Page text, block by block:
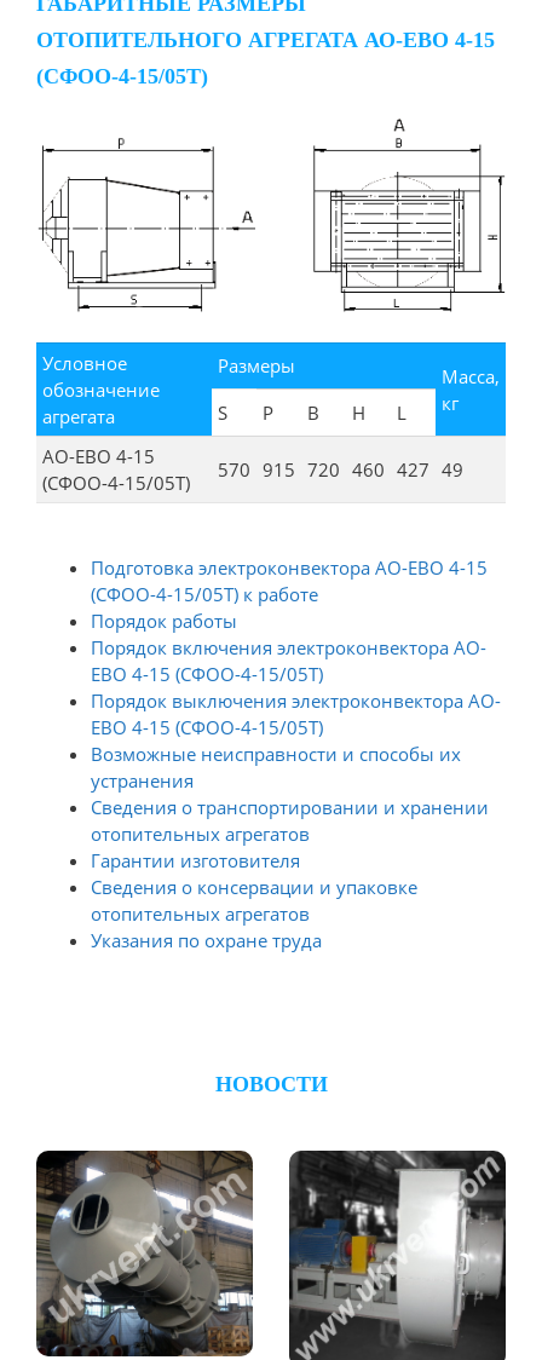
ОТОПИТЕЛЬНОГО АГРЕГАТА АО-ЕВО 4-15
(СФОО-4-15/05Т)
Условное
обозначение
агрегата
Размеры
Масса,
кг
S P B H
L
АО-ЕВО 4-15
(СФОО-4-15/05Т)
570 915 720 460 427 49
Подготовка электроконвектора АО-ЕВО 4-15
(СФОО-4-15/05Т) к работе
Порядок работы
Порядок включения электроконвектора АО-
ЕВО 4-15 (СФОО-4-15/05Т)
Порядок выключения электроконвектора АО-
ЕВО 4-15 (СФОО-4-15/05Т)
Возможные неисправности и способы их
устранения
Сведения о транспортировании и хранении
отопительных агрегатов
Гарантии изготовителя
Сведения о консервации и упаковке
отопительных агрегатов
Указания по охране труда
НОВОСТИ